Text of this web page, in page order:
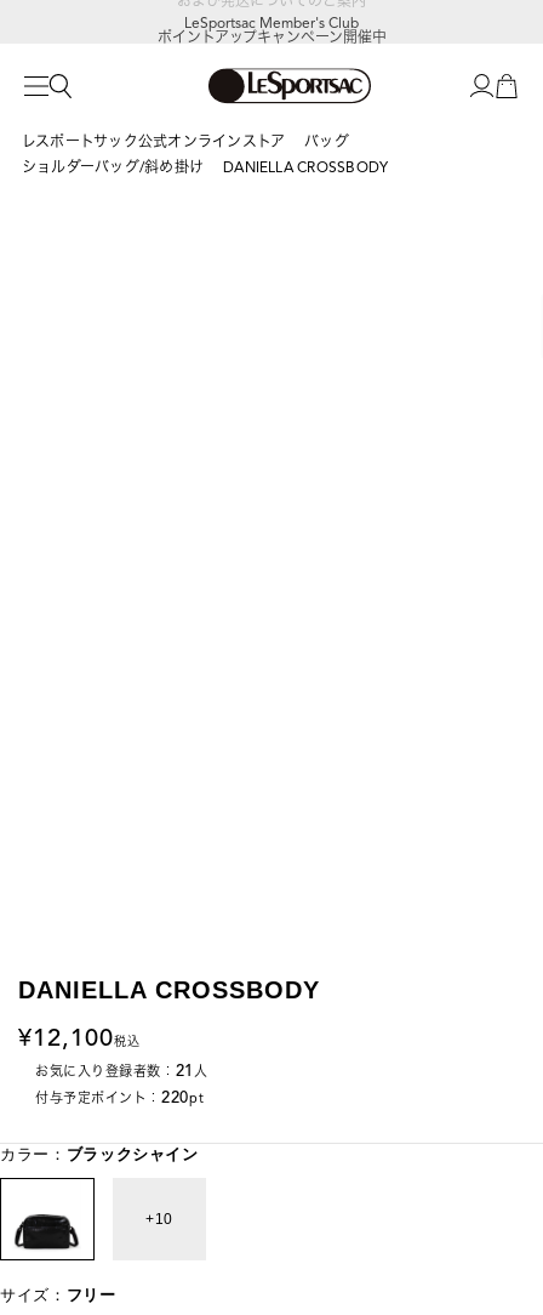
LeSportsac Member's Club
ポイントアップキャンペーン開催中
レスポートサック公式オンラインストア
バッグ
ショルダーバッグ/斜め掛け
DANIELLA CROSSBODY
DANIELLA CROSSBODY
12,100税込
お気に入り登録者数： 21 人
付与予定ポイント： 220pt
カラー： ブラックシャイン
10
サイズ： フリー